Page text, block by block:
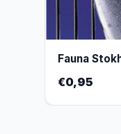
Fauna
€0,95